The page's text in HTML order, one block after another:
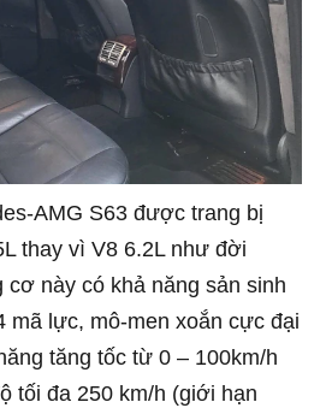
AMG S63 được trang bị
thay vì V8 6.2L như đời
này có khả năng sản sinh
mã lực, mô-men xoắn cực đại
tăng tốc từ 0 – 100km/h
tối đa 250 km/h (giới hạn